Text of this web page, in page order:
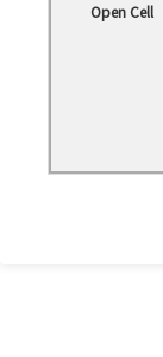
Open Cell